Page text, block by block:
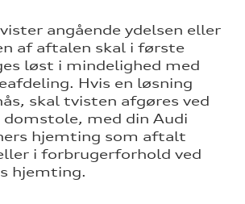
angående ydelsen eller
af aftalen skal i første
løst i mindelighed med
Hvis en løsning
skal tvisten afgøres ved
med din Audi
hjemting som aftalt
i forbrugerforhold ved
hjemting.